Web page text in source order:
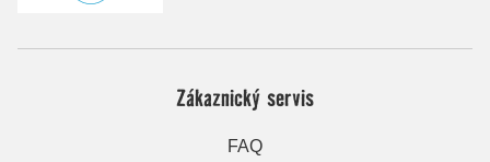
Zákaznický servis
FAQ